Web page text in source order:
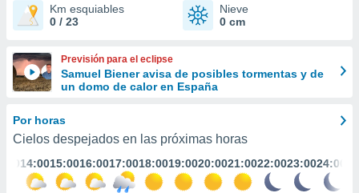
basada
permite
coste.
botón
ACEPTAR
CONTINUAR
Km esquiables
0 / 23
Nieve
0 cm
Previsión para el eclipse
Samuel Biener avisa de posibles tormentas y de
un domo de calor en España
Por horas
Cielos despejados en las próximas horas
14:0015:0016:0017:0018:0019:0020:0021:0022:0023:0024:00